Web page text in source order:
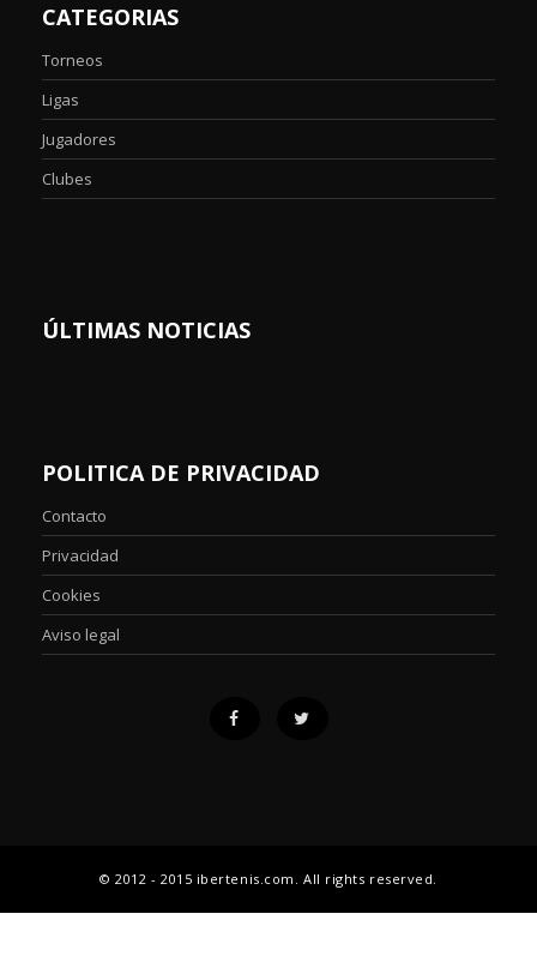
CATEGORIAS
Torneos
Ligas
Jugadores
Clubes
ÚLTIMAS NOTICIAS
POLITICA DE PRIVACIDAD
Contacto
Privacidad
Cookies
Aviso legal
© 2012 - 2015 ibertenis.com. All rights reserved.